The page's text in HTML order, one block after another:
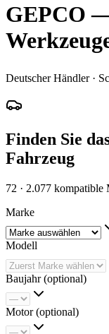
GEPCO
Deutscher Händler ·
Finden Sie
Fahrzeug
72 · 2.077 kompatible
Marke
Modell
Baujahr (optional)
Motor (optional)